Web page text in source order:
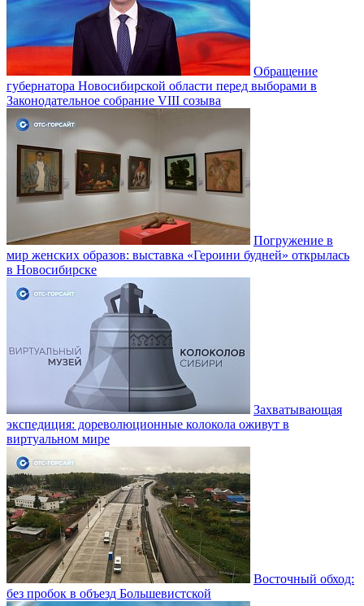
Обращение
губернатора Новосибирской области перед выборами в
Законодательное собрание VIII созыва
Погружение в
мир женских образов: выставка «Героини будней» открылась
в Новосибирске
Захватывающая
экспедиция: дореволюционные колокола оживут в
виртуальном мире
Восточный обход:
без пробок в объезд Большевистской